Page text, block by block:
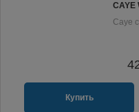
CAYE
Caye
Купить